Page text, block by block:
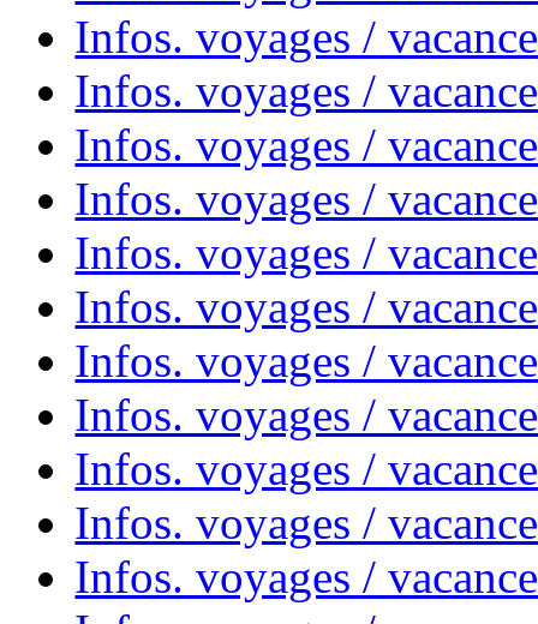
Infos. voyages /
Infos. voyages /
Infos. voyages /
Infos. voyages /
Infos. voyages /
Infos. voyages /
Infos. voyages /
Infos. voyages /
Infos. voyages /
Infos. voyages /
Infos. voyages /